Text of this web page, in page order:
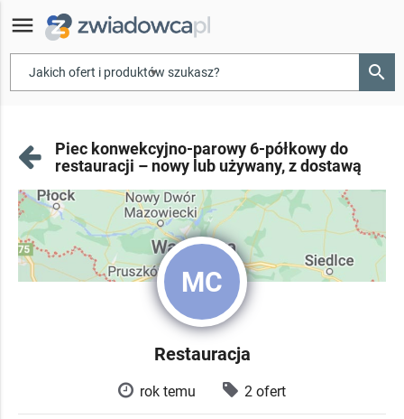
menu
▾ search
Piec konwekcyjno-parowy 6-półkowy do
restauracji – nowy lub używany, z dostawą
MC
Restauracja
rok temu 2 ofert